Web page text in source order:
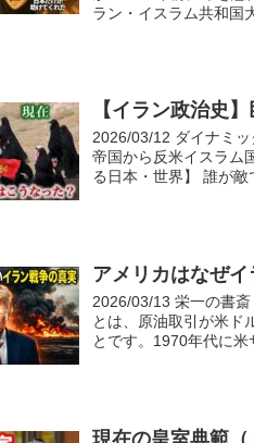
ラン・イスラム共和国
【イラン政治史
2026/03/12 ダイナミ
帝国から反米イスラム
る日本・世界】 誰が敵
アメリカはなぜ
2026/03/13 栄一の書
とは、原油取引が米ド
とです。1970年代に米
現在の皇室典範（